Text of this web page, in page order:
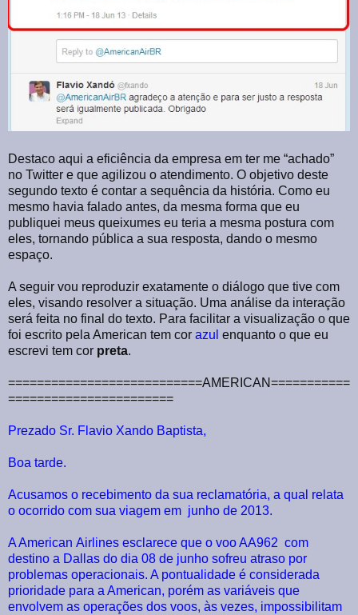
Destaco aqui a eficiência da empresa em ter me “achado”
no Twitter e que agilizou o atendimento. O objetivo deste
segundo texto é contar a sequência da história. Como eu
mesmo havia falado antes, da mesma forma que eu
publiquei meus queixumes eu teria a mesma postura com
eles, tornando pública a sua resposta, dando o mesmo
espaço.
A seguir vou reproduzir exatamente o diálogo que tive com
eles, visando resolver a situação. Uma análise da interação
será feita no final do texto. Para facilitar a visualização o que
foi escrito pela American tem cor azul enquanto o que eu
escrevi tem cor preta.
===========================AMERICAN===========
=======================
Prezado Sr. Flavio Xando Baptista,
Boa tarde.
Acusamos o recebimento da sua reclamatória, a qual relata
o ocorrido com sua viagem em junho de 2013.
A American Airlines esclarece que o voo AA962 com
destino a Dallas do dia 08 de junho sofreu atraso por
problemas operacionais. A pontualidade é considerada
prioridade para a American, porém as variáveis que
envolvem as operações dos voos, às vezes, impossibilitam